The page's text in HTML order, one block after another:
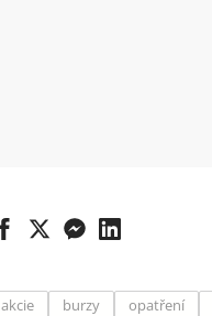
akcie burzy opatření